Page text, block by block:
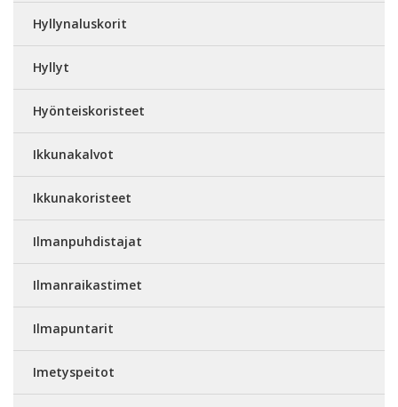
Hyllynaluskorit
Hyllyt
Hyönteiskoristeet
Ikkunakalvot
Ikkunakoristeet
Ilmanpuhdistajat
Ilmanraikastimet
Ilmapuntarit
Imetyspeitot